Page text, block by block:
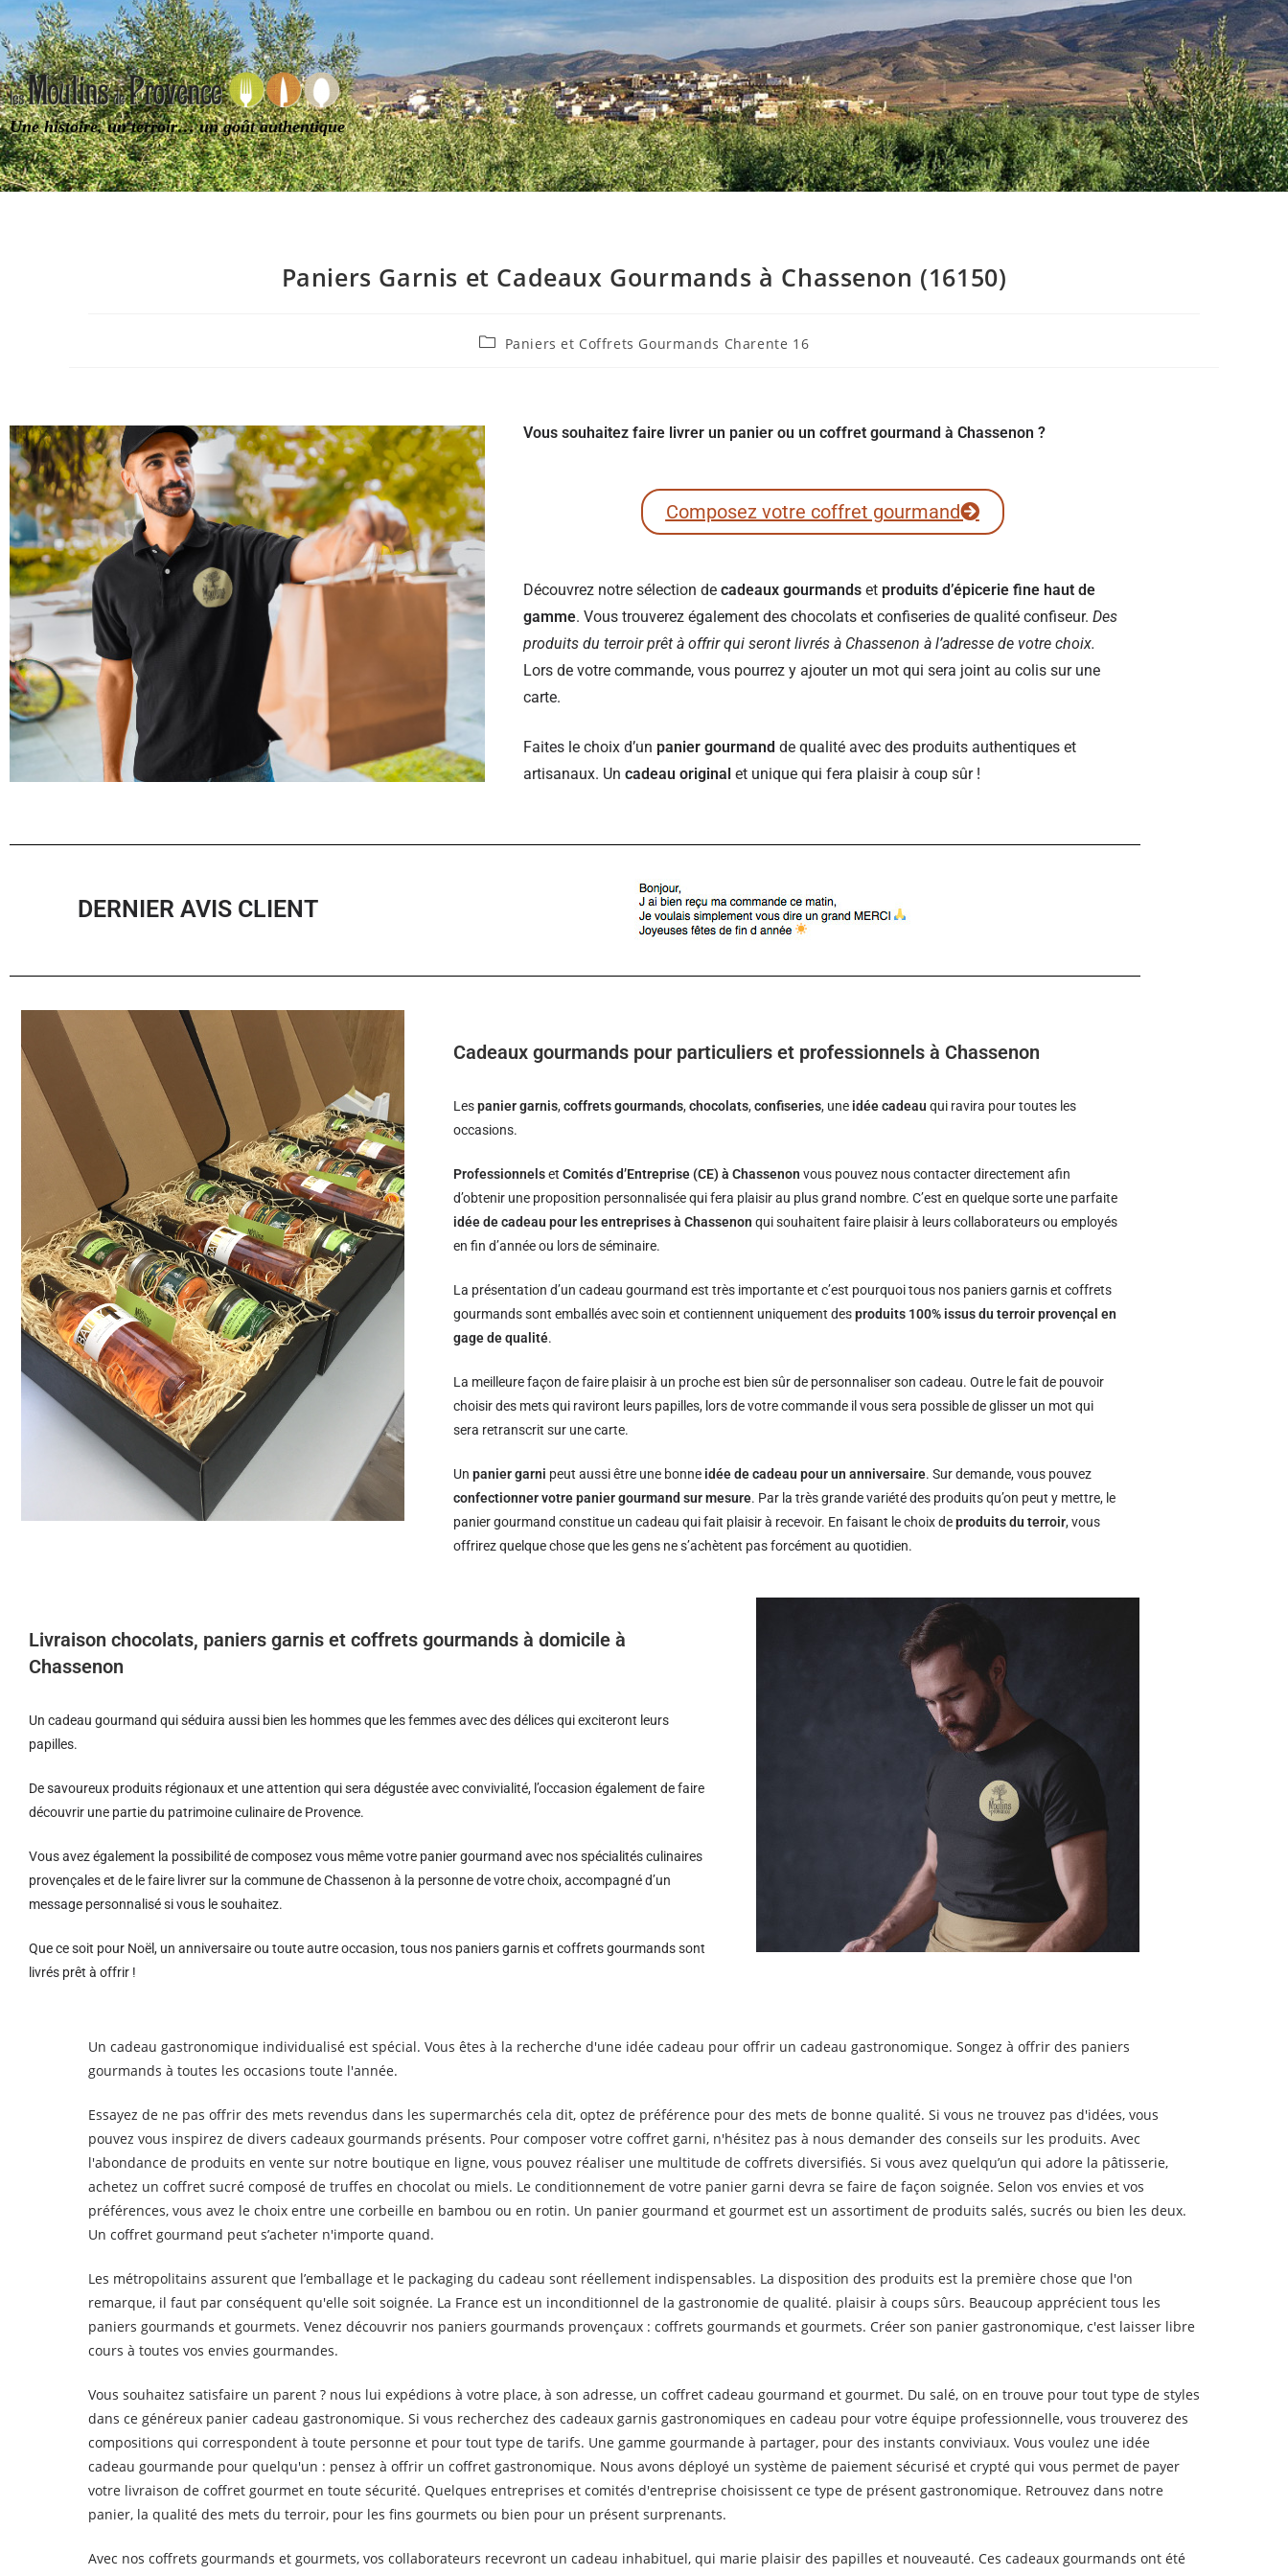
Une histoire, un terroir… un goût authentique
Paniers Garnis et Cadeaux Gourmands à Chassenon (16150)
Paniers et Coffrets Gourmands Charente 16
Vous souhaitez faire livrer un panier ou un coffret gourmand à Chassenon ?
Composez votre coffret gourmand
Découvrez notre sélection de cadeaux gourmands et produits d’épicerie fine haut de
gamme. Vous trouverez également des chocolats et confiseries de qualité confiseur. Des
produits du terroir prêt à offrir qui seront livrés à Chassenon à l’adresse de votre choix.
Lors de votre commande, vous pourrez y ajouter un mot qui sera joint au colis sur une
carte.
Faites le choix d’un panier gourmand de qualité avec des produits authentiques et
artisanaux. Un cadeau original et unique qui fera plaisir à coup sûr !
DERNIER AVIS CLIENT
Cadeaux gourmands pour particuliers et professionnels à Chassenon
Lespanier garnis,coffrets gourmands,chocolats,confiseries, une idée cadeau qui ravira pour toutes les
occasions.
ProfessionnelsetComités d’Entreprise (CE) à Chassenon vous pouvez nous contacter directement afin
d’obtenir une proposition personnalisée qui fera plaisir au plus grand nombre. C’est en quelque sorte une parfaite
idée de cadeau pour les entreprises à Chassenon qui souhaitent faire plaisir à leurs collaborateurs ou employés
en fin d’année ou lors de séminaire.
La présentation d’un cadeau gourmand est très importante et c’est pourquoi tous nos paniers garnis et coffrets
gourmands sont emballés avec soin et contiennent uniquement desproduits 100% issus du terroir provençal en
gage de qualité.
La meilleure façon de faire plaisir à un proche est bien sûr de personnaliser son cadeau. Outre le fait de pouvoir
choisir des mets qui raviront leurs papilles, lors de votre commande il vous sera possible de glisser un mot qui
sera retranscrit sur une carte.
Unpanier garni peut aussi être une bonne idée de cadeau pour un anniversaire. Sur demande, vous pouvez
confectionner votre panier gourmand sur mesure. Par la très grande variété des produits qu’on peut y mettre, le
panier gourmand constitue un cadeau qui fait plaisir à recevoir. En faisant le choix deproduits du terroir, vous
offrirez quelque chose que les gens ne s’achètent pas forcément au quotidien.
Livraison chocolats, paniers garnis et coffrets gourmands à domicile à
Chassenon
Un cadeau gourmand qui séduira aussi bien les hommes que les femmes avec des délices qui exciteront leurs
papilles.
De savoureux produits régionaux et une attention qui sera dégustée avec convivialité, l’occasion également de faire
découvrir une partie du patrimoine culinaire de Provence.
Vous avez également la possibilité de composez vous même votre panier gourmand avec nos spécialités culinaires
provençales et de le faire livrer sur la commune de Chassenon à la personne de votre choix, accompagné d’un
message personnalisé si vous le souhaitez.
Que ce soit pour Noël, un anniversaire ou toute autre occasion, tous nos paniers garnis et coffrets gourmands sont
livrés prêt à offrir !
Un cadeau gastronomique individualisé est spécial. Vous êtes à la recherche d'une idée cadeau pour offrir un cadeau gastronomique. Songez à offrir des paniers
gourmands à toutes les occasions toute l'année.
Essayez de ne pas offrir des mets revendus dans les supermarchés cela dit, optez de préférence pour des mets de bonne qualité. Si vous ne trouvez pas d'idées, vous
pouvez vous inspirez de divers cadeaux gourmands présents. Pour composer votre coffret garni, n'hésitez pas à nous demander des conseils sur les produits. Avec
l'abondance de produits en vente sur notre boutique en ligne, vous pouvez réaliser une multitude de coffrets diversifiés. Si vous avez quelqu’un qui adore la pâtisserie,
achetez un coffret sucré composé de truffes en chocolat ou miels. Le conditionnement de votre panier garni devra se faire de façon soignée. Selon vos envies et vos
préférences, vous avez le choix entre une corbeille en bambou ou en rotin. Un panier gourmand et gourmet est un assortiment de produits salés, sucrés ou bien les deux.
Un coffret gourmand peut s’acheter n'importe quand.
Les métropolitains assurent que l’emballage et le packaging du cadeau sont réellement indispensables. La disposition des produits est la première chose que l'on
remarque, il faut par conséquent qu'elle soit soignée. La France est un inconditionnel de la gastronomie de qualité. plaisir à coups sûrs. Beaucoup apprécient tous les
paniers gourmands et gourmets. Venez découvrir nos paniers gourmands provençaux : coffrets gourmands et gourmets. Créer son panier gastronomique, c'est laisser libre
cours à toutes vos envies gourmandes.
Vous souhaitez satisfaire un parent ? nous lui expédions à votre place, à son adresse, un coffret cadeau gourmand et gourmet. Du salé, on en trouve pour tout type de styles
dans ce généreux panier cadeau gastronomique. Si vous recherchez des cadeaux garnis gastronomiques en cadeau pour votre équipe professionnelle, vous trouverez des
compositions qui correspondent à toute personne et pour tout type de tarifs. Une gamme gourmande à partager, pour des instants conviviaux. Vous voulez une idée
cadeau gourmande pour quelqu'un : pensez à offrir un coffret gastronomique. Nous avons déployé un système de paiement sécurisé et crypté qui vous permet de payer
votre livraison de coffret gourmet en toute sécurité. Quelques entreprises et comités d'entreprise choisissent ce type de présent gastronomique. Retrouvez dans notre
panier, la qualité des mets du terroir, pour les fins gourmets ou bien pour un présent surprenants.
Avec nos coffrets gourmands et gourmets, vos collaborateurs recevront un cadeau inhabituel, qui marie plaisir des papilles et nouveauté. Ces cadeaux gourmands ont été